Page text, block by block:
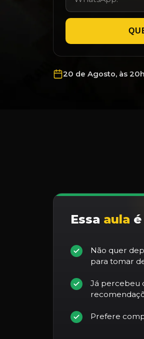
20 de Agosto, às 20h
Essa aula
Não quer
para tomar
Já percebeu
Prefere